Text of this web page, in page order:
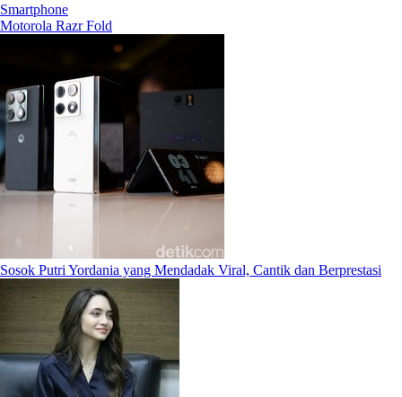
Smartphone
Motorola Razr Fold
Sosok Putri Yordania yang Mendadak Viral, Cantik dan Berprestasi